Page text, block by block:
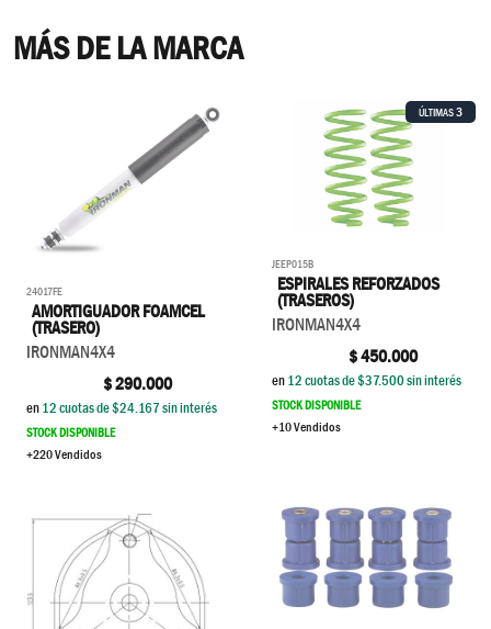
MÁS DE LA MARCA
24017FE
AMORTIGUADOR FOAMCEL
(TRASERO)
IRONMAN4X4
$290.000
en12cuotas de $24.167sin interés
STOCK DISPONIBLE
+220 Vendidos
ÚLTIMAS3
JEEP015B
ESPIRALES REFORZADOS
(TRASEROS)
IRONMAN4X4
$450.000
en12cuotas de $37.500sin interés
STOCK DISPONIBLE
+10 Vendidos